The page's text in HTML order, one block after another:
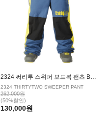
2324 써리투 스위퍼 보드복 팬츠 BLUE YELLOW
2324 THIRTYTWO SWEEPER PANT
262,000원
(50%할인)
130,000원